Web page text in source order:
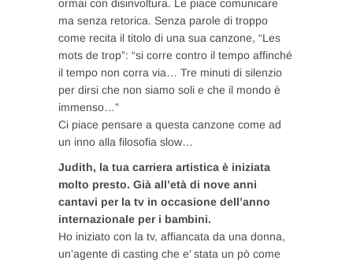
ormai con disinvoltura. Le piace comunicare
ma senza retorica. Senza parole di troppo
come recita il titolo di una sua canzone, “Les
mots de trop”: “si corre contro il tempo affinché
il tempo non corra via… Tre minuti di silenzio
per dirsi che non siamo soli e che il mondo è
immenso…”
Ci piace pensare a questa canzone come ad
un inno alla filosofia slow…
Judith, la tua carriera artistica è iniziata
molto presto. Già all’età di nove anni
cantavi per la tv in occasione dell’anno
internazionale per i bambini.
Ho iniziato con la tv, affiancata da una donna,
un’agente di casting che e’ stata un pò come